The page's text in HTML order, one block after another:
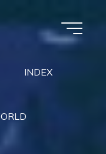
INDEX